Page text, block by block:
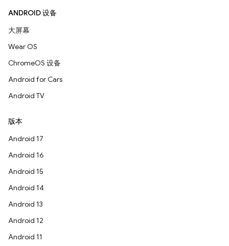
ANDROID 设备
大屏幕
Wear OS
ChromeOS 设备
Android for Cars
Android TV
版本
Android 17
Android 16
Android 15
Android 14
Android 13
Android 12
Android 11